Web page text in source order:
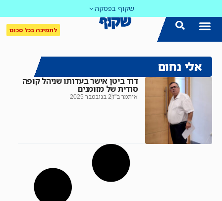
שקוף בפסקה
לתמיכה בכל סכום
אלי נחום
דוד ביטן אישר בעדותו שניהל קופה
סודית של מזומנים
איתמר ב"ז2 בנובמבר 2025